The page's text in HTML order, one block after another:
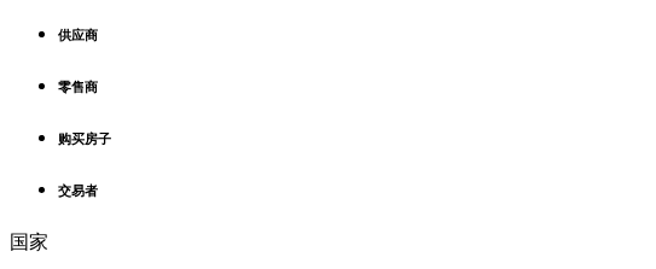
供应商
零售商
购买房子
交易者
国家